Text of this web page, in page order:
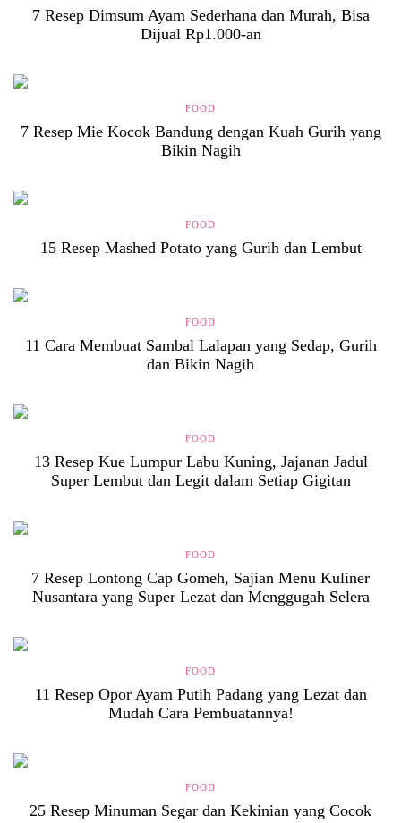
7 Resep Dimsum Ayam Sederhana dan Murah, Bisa
Dijual Rp1.000-an
FOOD
7 Resep Mie Kocok Bandung dengan Kuah Gurih yang
Bikin Nagih
FOOD
15 Resep Mashed Potato yang Gurih dan Lembut
FOOD
11 Cara Membuat Sambal Lalapan yang Sedap, Gurih
dan Bikin Nagih
FOOD
13 Resep Kue Lumpur Labu Kuning, Jajanan Jadul
Super Lembut dan Legit dalam Setiap Gigitan
FOOD
7 Resep Lontong Cap Gomeh, Sajian Menu Kuliner
Nusantara yang Super Lezat dan Menggugah Selera
FOOD
11 Resep Opor Ayam Putih Padang yang Lezat dan
Mudah Cara Pembuatannya!
FOOD
25 Resep Minuman Segar dan Kekinian yang Cocok